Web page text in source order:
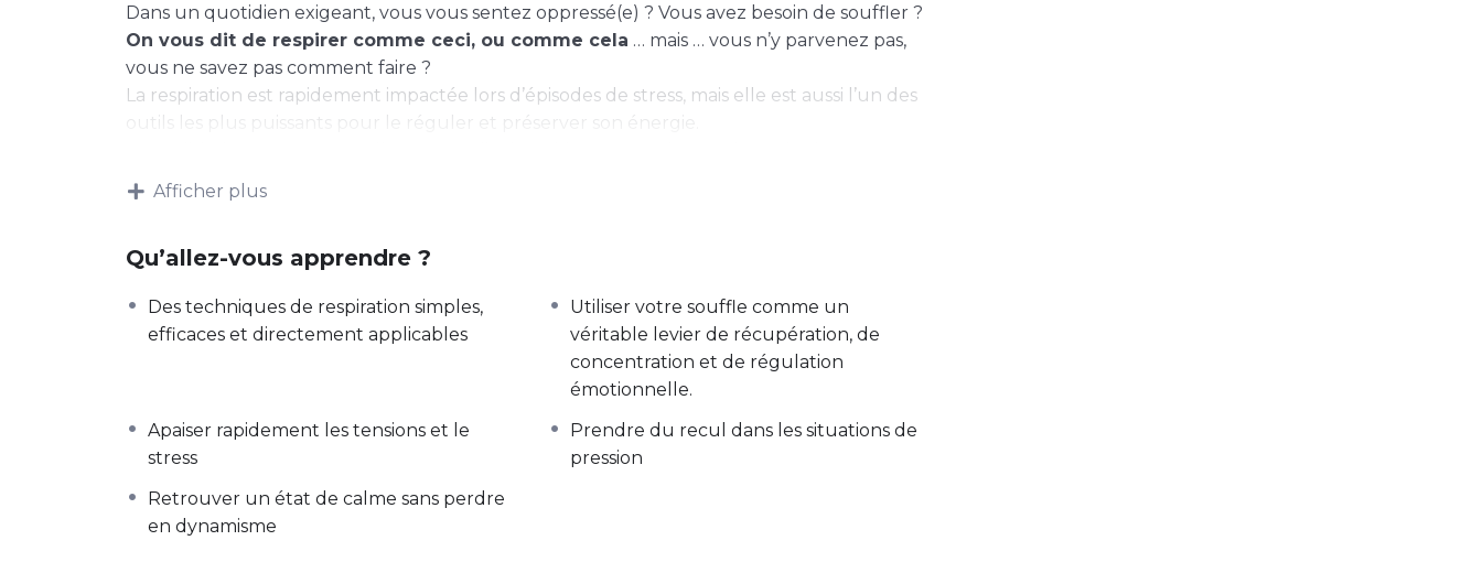
Dans un quotidien exigeant, vous vous sentez oppressé(e) ? Vous avez besoin de souffler ?
On vous dit de respirer comme ceci, ou comme cela … mais … vous n’y parvenez pas,
vous ne savez pas comment faire ?
La respiration est rapidement impactée lors d’épisodes de stress, mais elle est aussi l’un des
outils les plus puissants pour le réguler et préserver son énergie.
Ce pack vous propose de mieux la comprendre, et de la ré-apprivoiser en douceur
Afficher plus
Qu’allez-vous apprendre ?
Des techniques de respiration simples,
efficaces et directement applicables
Utiliser votre souffle comme un
véritable levier de récupération, de
concentration et de régulation
émotionnelle.
Apaiser rapidement les tensions et le
stress
Prendre du recul dans les situations de
pression
Retrouver un état de calme sans perdre
en dynamisme